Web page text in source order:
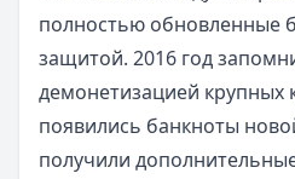
полностью обновленные
защитой. 2016 год
демонетизацией крупных
появились банкноты
получили